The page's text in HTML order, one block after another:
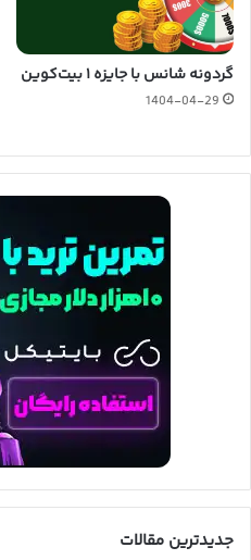
گردونه شانس با جایزه ۱ بیت‌کوین
1404-04-29
جدیدترین مقالات